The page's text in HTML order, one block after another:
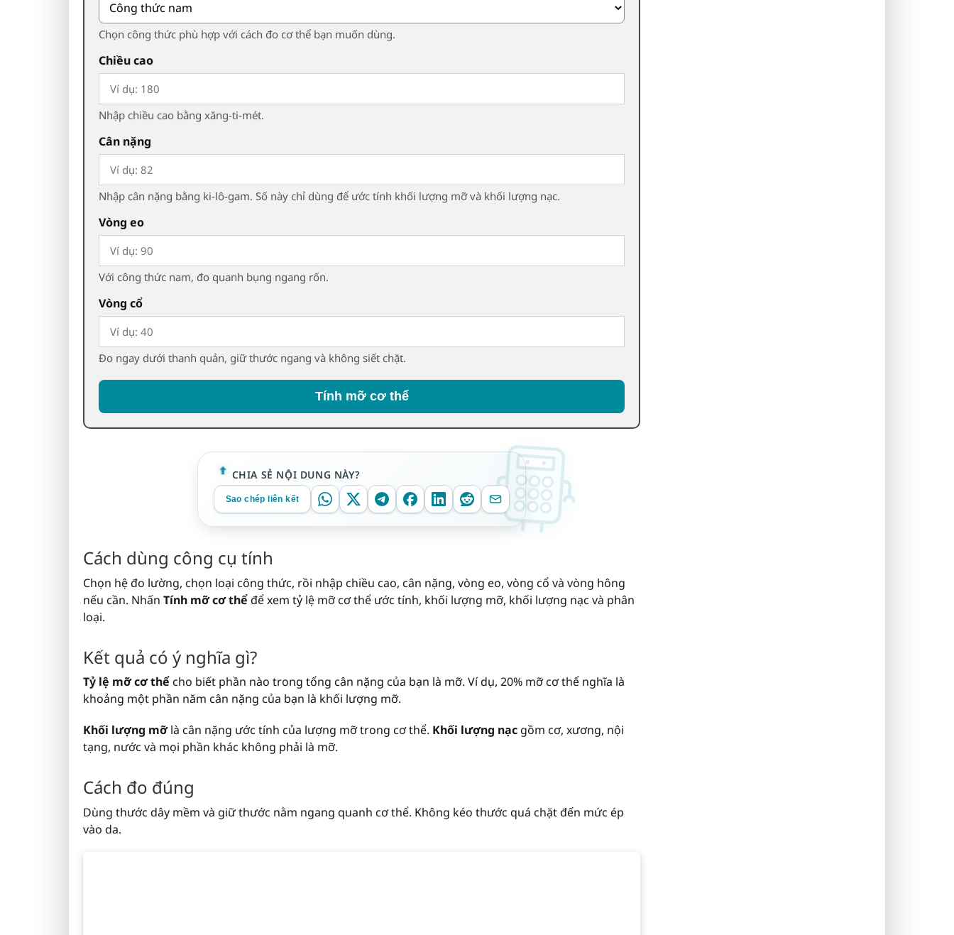
Chọn công thức phù hợp với cách đo cơ thể bạn muốn dùng.
Chiều cao
Nhập chiều cao bằng xăng-ti-mét.
Cân nặng
Nhập cân nặng bằng ki-lô-gam. Số này chỉ dùng để ước tính khối lượng mỡ và khối lượng nạc.
Vòng eo
Với công thức nam, đo quanh bụng ngang rốn.
Vòng cổ
Đo ngay dưới thanh quản, giữ thước ngang và không siết chặt.
Tính mỡ cơ thể
CHIA SẺ NỘI DUNG NÀY?
Sao chép liên kết
Cách dùng công cụ tính
Chọn hệ đo lường, chọn loại công thức, rồi nhập chiều cao, cân nặng, vòng eo, vòng cổ và vòng hông
nếu cần. Nhấn Tính mỡ cơ thểđể xem tỷ lệ mỡ cơ thể ước tính, khối lượng mỡ, khối lượng nạc và phân
loại.
Kết quả có ý nghĩa gì?
Tỷ lệ mỡ cơ thể cho biết phần nào trong tổng cân nặng của bạn là mỡ. Ví dụ, 20% mỡ cơ thể nghĩa là
khoảng một phần năm cân nặng của bạn là khối lượng mỡ.
Khối lượng mỡlà cân nặng ước tính của lượng mỡ trong cơ thể. Khối lượng nạc gồm cơ, xương, nội
tạng, nước và mọi phần khác không phải là mỡ.
Cách đo đúng
Dùng thước dây mềm và giữ thước nằm ngang quanh cơ thể. Không kéo thước quá chặt đến mức ép
vào da.